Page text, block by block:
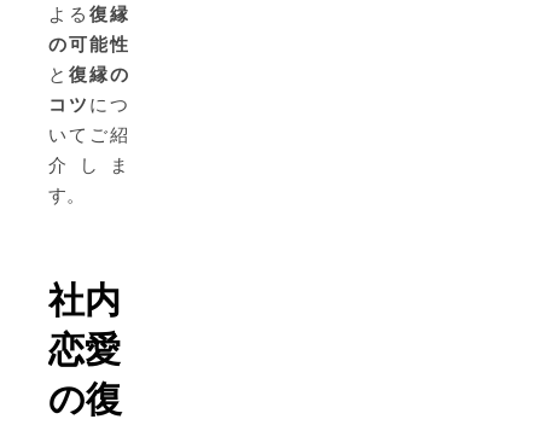
よる 復縁
の可能性
と 復縁の
コツ につ
いてご紹
介しま
す。
社内
恋愛
の復